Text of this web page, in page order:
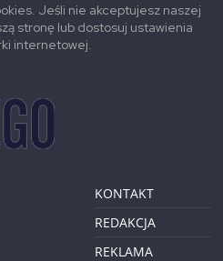
Jeśli nie akceptujesz naszej
stronę lub dostosuj ustawienia
internetowej.
KONTAKT
REDAKCJA
REKLAMA